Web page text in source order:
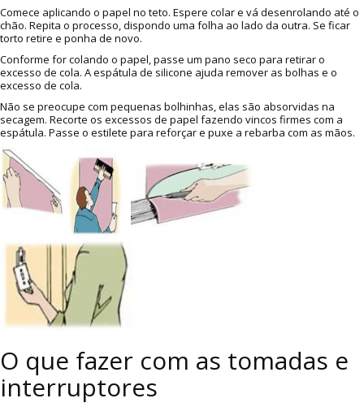
Comece aplicando o papel no teto. Espere colar e vá desenrolando até o
chão. Repita o processo, dispondo uma folha ao lado da outra. Se ficar
torto retire e ponha de novo.
Conforme for colando o papel, passe um pano seco para retirar o
excesso de cola. A espátula de silicone ajuda remover as bolhas e o
excesso de cola.
Não se preocupe com pequenas bolhinhas, elas são absorvidas na
secagem. Recorte os excessos de papel fazendo vincos firmes com a
espátula. Passe o estilete para reforçar e puxe a rebarba com as mãos.
O que fazer com as tomadas e
interruptores